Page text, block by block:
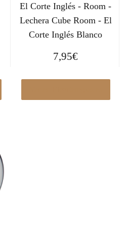
El Corte Inglés - Room -
Lechera Cube Room - El
Corte Inglés Blanco
7,95€